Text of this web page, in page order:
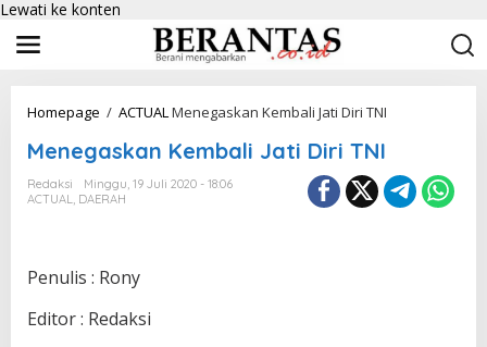
Lewati ke konten
Homepage / ACTUALMenegaskan Kembali Jati Diri TNI
Menegaskan Kembali Jati Diri TNI
Redaksi
Minggu, 19 Juli 2020 - 18:06
ACTUAL, DAERAH
Penulis : Rony
Editor : Redaksi